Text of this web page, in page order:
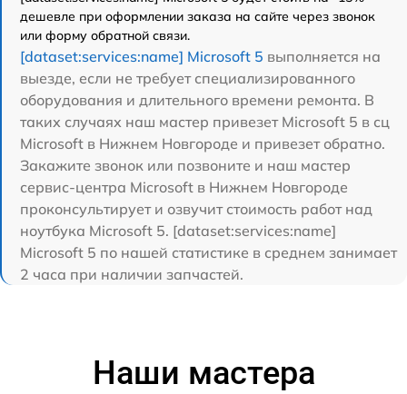
дешевле при оформлении заказа на сайте через звонок
или форму обратной связи.
[dataset:services:name] Microsoft 5 выполняется на
выезде, если не требует специализированного
оборудования и длительного времени ремонта. В
таких случаях наш мастер привезет Microsoft 5 в сц
Microsoft в Нижнем Новгороде и привезет обратно.
Закажите звонок или позвоните и наш мастер
сервис-центра Microsoft в Нижнем Новгороде
проконсультирует и озвучит стоимость работ над
ноутбука Microsoft 5. [dataset:services:name]
Microsoft 5 по нашей статистике в среднем занимает
2 часа при наличии запчастей.
Наши мастера